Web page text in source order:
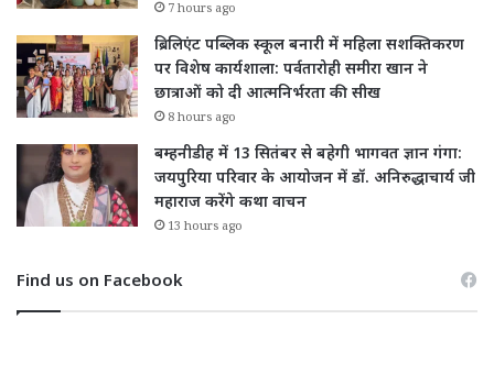
7 hours ago
ब्रिलिएंट पब्लिक स्कूल बनारी में महिला सशक्तिकरण
पर विशेष कार्यशाला: पर्वतारोही समीरा खान ने
छात्राओं को दी आत्मनिर्भरता की सीख
8 hours ago
बम्हनीडीह में 13 सितंबर से बहेगी भागवत ज्ञान गंगा:
जयपुरिया परिवार के आयोजन में डॉ. अनिरुद्धाचार्य जी
महाराज करेंगे कथा वाचन
13 hours ago
Find us on Facebook